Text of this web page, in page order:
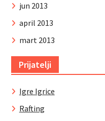
jun 2013
april 2013
mart 2013
Prijatelji
Igre Igrice
Rafting